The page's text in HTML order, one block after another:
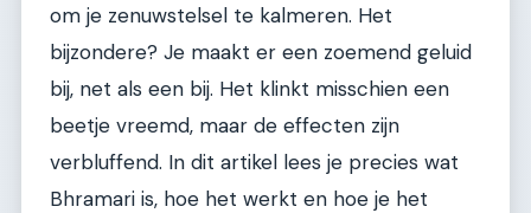
om je zenuwstelsel te kalmeren. Het
bijzondere? Je maakt er een zoemend geluid
bij, net als een bij. Het klinkt misschien een
beetje vreemd, maar de effecten zijn
verbluffend. In dit artikel lees je precies wat
Bhramari is, hoe het werkt en hoe je het